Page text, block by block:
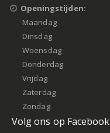
Openingstijden:
Maandag
Dinsdag
Woensdag
Donderdag
Vrijdag
Zaterdag
Zondag
Volg ons op Facebook